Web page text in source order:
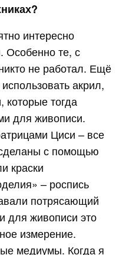
интересно
Особенно те, с
не работал. Ещё
акрил,
тогда
для живописи.
Циси – все
с помощью
краски
– роспись
потрясающий
для живописи это
измерение.
медиумы. Когда я